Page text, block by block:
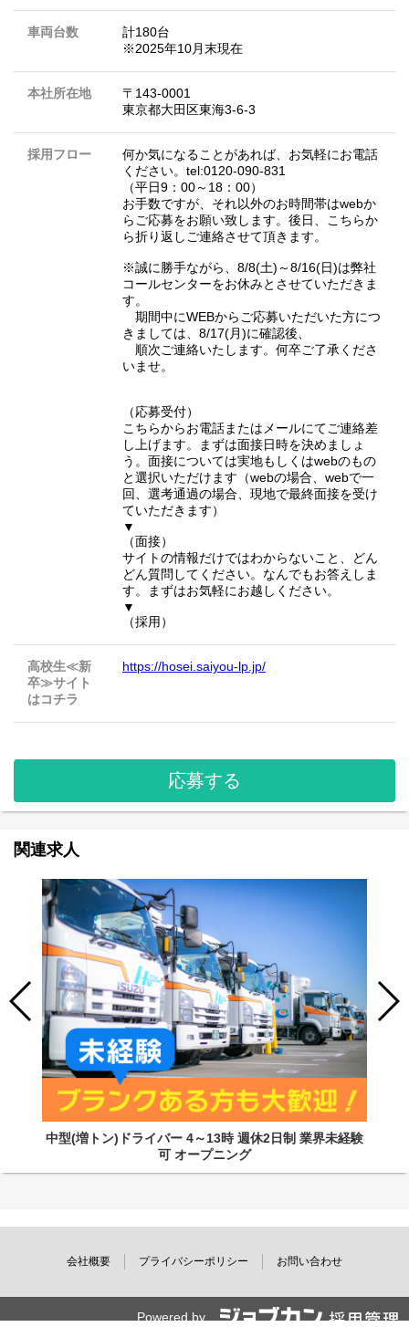
車両台数
計180台
※2025年10月末現在
本社所在地
〒143-0001
東京都大田区東海3-6-3
採用フロー
何か気になることがあれば、お気軽にお電話
ください。tel:0120-090-831
（平日9：00～18：00）
お手数ですが、それ以外のお時間帯はwebか
らご応募をお願い致します。後日、こちらか
ら折り返しご連絡させて頂きます。
※誠に勝手ながら、8/8(土)～8/16(日)は弊社
コールセンターをお休みとさせていただきま
す。
期間中にWEBからご応募いただいた方につ
きましては、8/17(月)に確認後、
順次ご連絡いたします。何卒ご了承くださ
いませ。
（応募受付）
こちらからお電話またはメールにてご連絡差
し上げます。まずは面接日時を決めましょ
う。面接については実地もしくはwebのもの
と選択いただけます（webの場合、webで一
回、選考通過の場合、現地で最終面接を受け
ていただきます）
▼
（面接）
サイトの情報だけではわからないこと、どん
どん質問してください。なんでもお答えしま
す。まずはお気軽にお越しください。
▼
（採用）
高校生≪新
卒≫サイト
はコチラ
https://hosei.saiyou-lp.jp/
応募する
関連求人
中型(増トン)ドライバー 4～13時 週休2日制 業界未経験
可 オープニング
会社概要 プライバシーポリシー お問い合わせ
Powered by